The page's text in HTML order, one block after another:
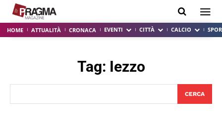
HOME ATTUALITÀ CRONACA EVENTI CITTÀ CALCIO
Tag: Iezzo
CERCA